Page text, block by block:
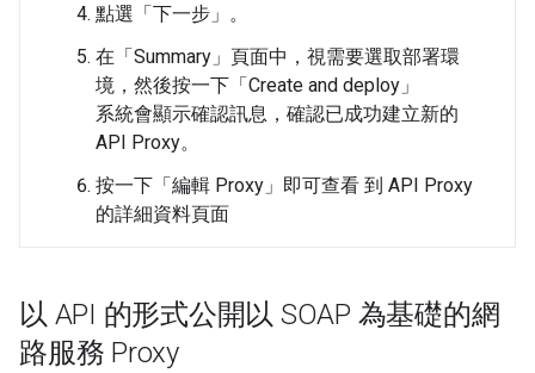
點選「下一步」。
在「Summary」 頁面中，視需要選取部署環
境，然後按一下「Create and deploy」
系統會顯示確認訊息，確認已成功建立新的
API Proxy。
按一下「編輯 Proxy」 即可查看 到 API Proxy
的詳細資料頁面
以 API 的形式公開以 SOAP 為基礎的網
路服務 Proxy